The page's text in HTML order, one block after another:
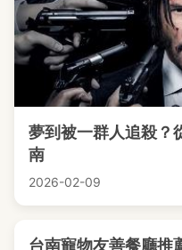
夢到被一群人追殺？
南
2026-02-09
台南寵物友善餐廳推